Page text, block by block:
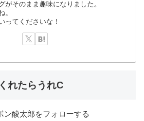
がそのまま趣味になりました。
。
ってくださいな！
れたらうれC
ン酸太郎をフォローする